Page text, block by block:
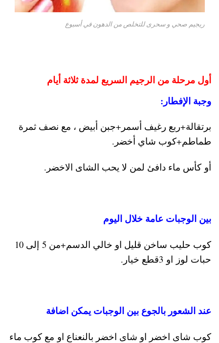
ريجيم صحي و سحرى للتخلص من الدهون في أسبوع
أول مرحلة من الرجيم السريع لمدة ثلاثة أيام
وجبة الإفطار:
برتقالة+ربع رغيف أسمر+جبن أبيض ، مع نصف ثمرة
طماطم+كوب شاي أخضر.
أو كأس ماء دافئ لمن لا يحب الشاى الاخضر.
بين الوجبات عامة خلال اليوم
كوب حليب ساخن قليل او خالي الدسم+من 5 إلى 10
حبات لوز او 3قطع خيار.
عند الشعور بالجوع بين الوجبات يمكن اضافة
كوب شاى اخضر او شاى اخضر بالنعناع او مع كوب ماء